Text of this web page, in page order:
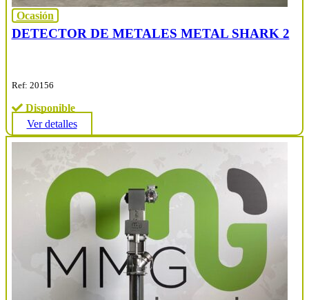
Ocasión
DETECTOR DE METALES METAL SHARK 2
Ref: 20156
Disponible
Ver detalles